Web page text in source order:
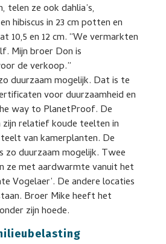
telen ze ook dahlia’s,
hibiscus in 23 cm potten en
10,5 en 12 cm. “We vermarkten
Mijn broer Don is
de verkoop.”
duurzaam mogelijk. Dat is te
voor duurzaamheid en
way to PlanetProof. De
relatief koude teelten in
van kamerplanten. De
zo duurzaam mogelijk. Twee
ze met aardwarmte vanuit het
Vogelaer’. De andere locaties
Broer Mike heeft het
zijn hoede.